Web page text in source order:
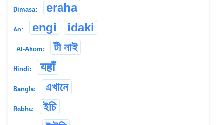
Dimasa: eraha
Ao: engi idaki
TAI-Ahom: টী নাই
Hindi: यहाँ
Bangla: এখানে
Rabha: ইচি